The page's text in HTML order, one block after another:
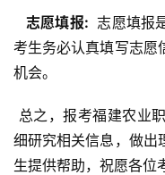
  志愿填报:
志愿填报
考生务必认真填写志愿
机会。
细研究相关信息，做出
生提供帮助，祝愿各位